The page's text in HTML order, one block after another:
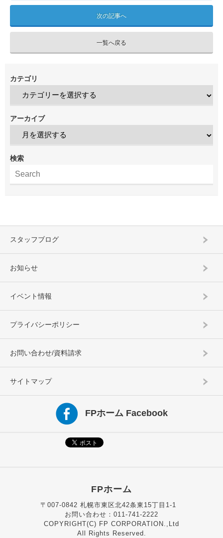
次の記事へ
一覧へ戻る
カテゴリ
アーカイブ
検索
スタッフブログ
お知らせ
イベント情報
プライバシーポリシー
お問い合わせ/資料請求
サイトマップ
FPホーム Facebook
FPホーム
〒007-0842 札幌市東区北42条東15丁目1-1
お問い合わせ：011-741-2222
COPYRIGHT(C) FP CORPORATION.,Ltd
All Rights Reserved.